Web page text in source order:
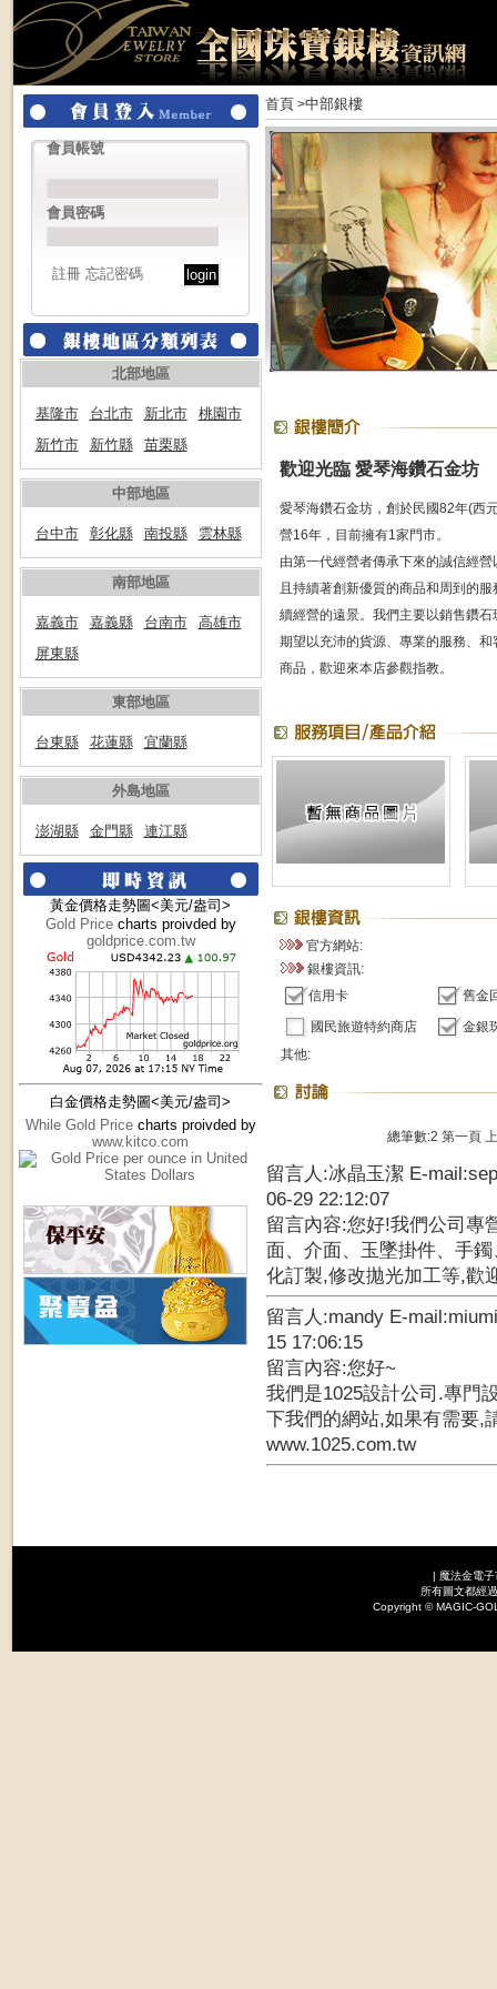
會員帳號
會員密碼
註冊 忘記密碼
北部地區
基隆市 台北市 新北市
桃園市
新竹市
新竹縣 苗栗縣
中部地區
台中市 彰化縣 南投縣 雲林縣
南部地區
嘉義市 嘉義縣 台南市
高雄市
屏東縣
東部地區
台東縣 花蓮縣 宜蘭縣
外島地區
澎湖縣 金門縣 連江縣
黃金價格走勢圖<美元/盎司>
Gold Pricecharts proivded by
goldprice.com.tw
白金價格走勢圖<美元/盎司>
While Gold Pricecharts proivded by
www.kitco.com
首頁 >中部銀樓
歡迎光臨 愛琴海鑽石金坊
愛琴海鑽石金坊，創於民國82年(西
營16年，目前擁有1家門市。
由第一代經營者傳承下來的誠信經
且持續著創新優質的商品和周到的
續經營的遠景。我們主要以銷售鑽石
期望以充沛的貨源、專業的服務、
商品，歡迎來本店參觀指教。
官方網站:
銀樓資訊:
信用卡
舊金
國民旅遊特約商店
金銀
其他:
總筆數:2 第一頁
留言人:冰晶玉潔 E-
06-29 22:12:07
留言內容:您好!我們公司專
面、介面、玉墜掛件、手
化訂製,修改拋光加工等,歡
留言人:mandy E-
15 17:06:15
留言內容:您好~
我們是1025設計公司.專門
下我們的網站,如果有需要,
www.1025.com.tw
| 魔法金電
所有圖文都經
Copyright © MAGIC-